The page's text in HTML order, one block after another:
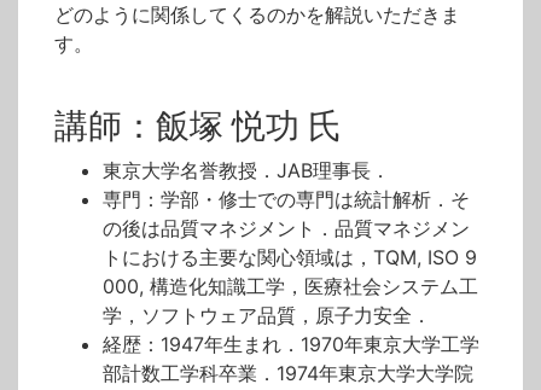
どのように関係してくるのかを解説いただきま
す。
講師：飯塚 悦功 氏
東京大学名誉教授．JAB理事長．
専門：学部・修士での専門は統計解析．そ
の後は品質マネジメント．品質マネジメン
トにおける主要な関心領域は，TQM, ISO 9
000, 構造化知識工学，医療社会システム工
学，ソフトウェア品質，原子力安全．
経歴：1947年生まれ．1970年東京大学工学
部計数工学科卒業．1974年東京大学大学院